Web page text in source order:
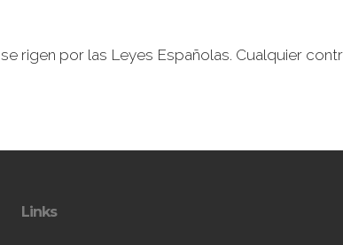
rigen por las Leyes Españolas. Cualquier
Links